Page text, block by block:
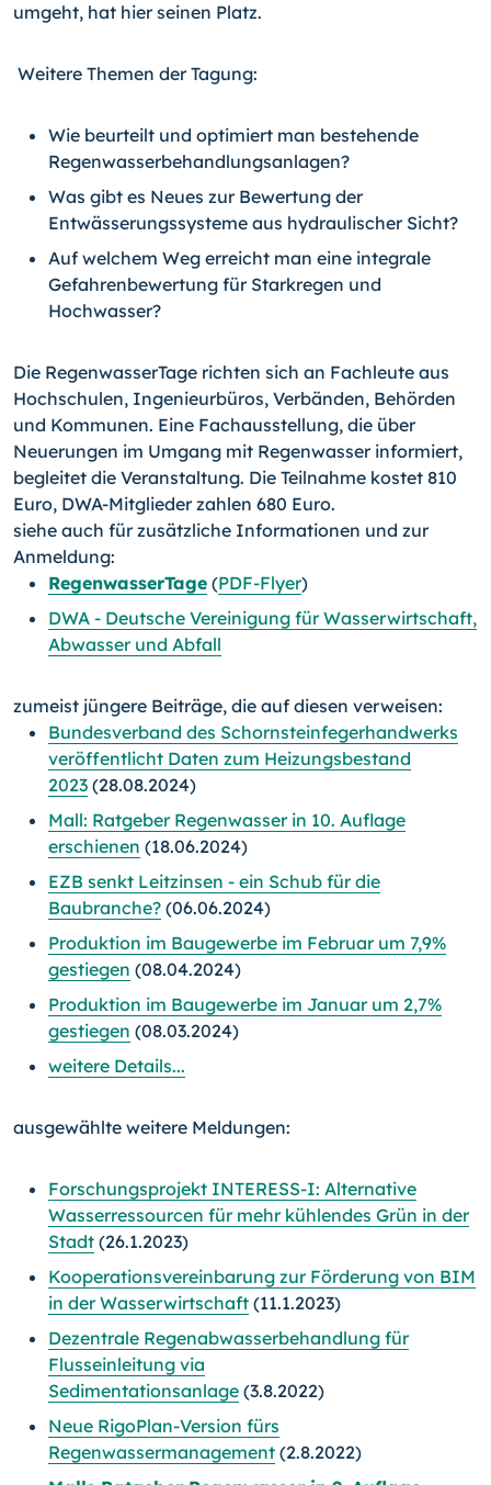
umgeht, hat hier seinen Platz.
Weitere Themen der Tagung:
Wie beurteilt und optimiert man bestehende
Regenwasserbehandlungsanlagen?
Was gibt es Neues zur Bewertung der
Entwässerungssysteme aus hydraulischer Sicht?
Auf welchem Weg erreicht man eine integrale
Gefahrenbewertung für Starkregen und
Hochwasser?
Die RegenwasserTage richten sich an Fachleute aus
Hochschulen, Ingenieurbüros, Verbänden, Behörden
und Kommunen. Eine Fachausstellung, die über
Neuerungen im Umgang mit Regenwasser informiert,
begleitet die Veranstaltung. Die Teilnahme kostet 810
Euro, DWA-Mitglieder zahlen 680 Euro.
siehe auch für zusätzliche Informationen und zur
Anmeldung:
RegenwasserTage (PDF-Flyer)
DWA - Deutsche Vereinigung für Wasserwirtschaft,
Abwasser und Abfall
zumeist jüngere Beiträge, die auf diesen verweisen:
Bundesverband des Schornsteinfegerhandwerks
veröffentlicht Daten zum Heizungsbestand
2023 (28.08.2024)
Mall: Ratgeber Regenwasser in 10. Auflage
erschienen (18.06.2024)
EZB senkt Leitzinsen - ein Schub für die
Baubranche? (06.06.2024)
Produktion im Baugewerbe im Februar um 7,9%
gestiegen (08.04.2024)
Produktion im Baugewerbe im Januar um 2,7%
gestiegen (08.03.2024)
weitere Details...
ausgewählte weitere Meldungen:
Forschungsprojekt INTERESS-I: Alternative
Wasserressourcen für mehr kühlendes Grün in der
Stadt (26.1.2023)
Kooperationsvereinbarung zur Förderung von BIM
in der Wasserwirtschaft (11.1.2023)
Dezentrale Regenabwasserbehandlung für
Flusseinleitung via
Sedimentationsanlage (3.8.2022)
Neue RigoPlan-Version fürs
Regenwassermanagement (2.8.2022)